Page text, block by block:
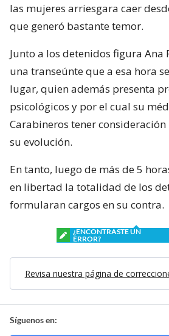
las mujeres arriesgara caer
que generó bastante temor.
Junto a los detenidos figura Ana
una transeúnte que a esa hora
lugar, quien además presenta
psicológicos y por el cual su
Carabineros tener
su evolución.
En tanto, luego de más de 5
en libertad la totalidad de los
formularan cargos en su contra.
¿ENCONTRASTE UN
ERROR?
Revisa nuestra página de
Síguenos en: